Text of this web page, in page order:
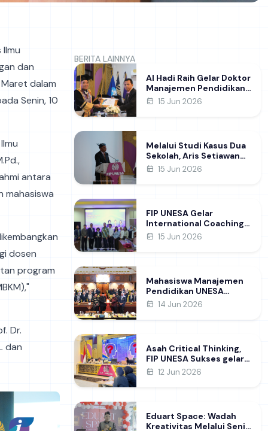
dan
dalam
Senin, 10
antara
mahasiswa
dosen
program
Dr.
dan
BERITA LAINNYA
Al Hadi Raih Gelar Doktor
Manajemen Pendidikan
FIP UNESA melalui Riset
Guru
15 Jun 2026
Melalui Studi Kasus Dua
Sekolah, Aris Setiawan
Raih Gelar Doktor di FIP
Manajemen
15 Jun 2026
FIP UNESA Gelar
International Coaching
Clinic Bersama Pakar
Thailand, Kupas Strategi
SDG 4
15 Jun 2026
Mahasiswa Manajemen
Pendidikan UNESA
Kunjungi DPRD Jatim,
Kebijakan Pendidikan
14 Jun 2026
Asah Critical Thinking,
FIP UNESA Sukses gelar
NUDC dan KDMI 2026
12 Jun 2026
Eduart Space: Wadah
Kreativitas Melalui Seni